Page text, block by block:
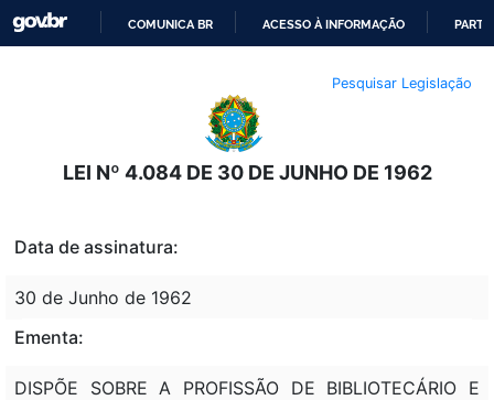
O
CONTEÚDO
COMUNICA BR ACESSO À INFORMAÇÃO
Pesquisar Legislação
LEI Nº 4.084 DE 30 DE JUNHO DE 1962
Data de assinatura:
30 de Junho de 1962
Ementa:
DISPÕE SOBRE A PROFISSÃO DE BIBLIOTECÁRIO E